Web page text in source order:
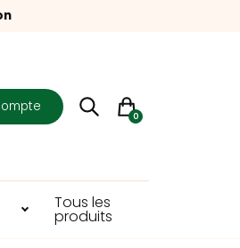
0
Tous les
produits